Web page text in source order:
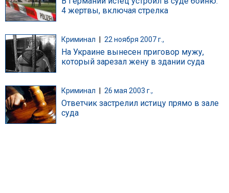
4 жертвы, включая стрелка
Криминал 22 ноября 2007 г.,
На Украине вынесен приговор мужу,
который зарезал жену в здании суда
Криминал 26 мая 2003 г.,
Ответчик застрелил истицу прямо в зале
суда